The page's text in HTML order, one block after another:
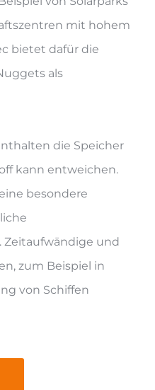
mit hohem
bietet dafür die
als
die Speicher
kann entweichen.
besondere
Zeitaufwändige und
zum Beispiel in
von Schiffen